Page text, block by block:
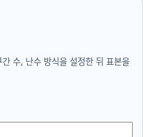
수, 난수 방식을 설정한 뒤 표본을